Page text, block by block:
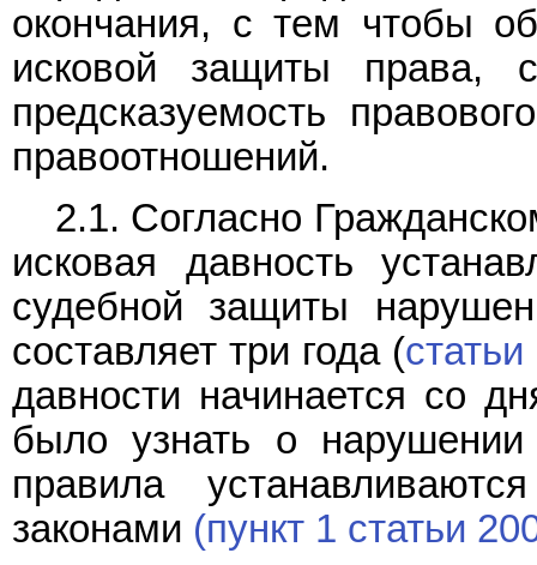
окончания, с тем чтобы
исковой защиты права,
предсказуемость
правоотношений.
2.1. Согласно
исковая давность
судебной защиты
составляет три года (
давности начинается со
было узнать о нарушении
правила
законами (пункт 1 статьи